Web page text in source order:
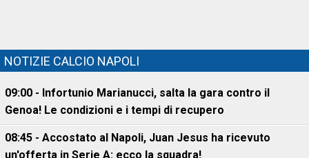
NOTIZIE CALCIO NAPOLI
09:00 - Infortunio Marianucci, salta la gara contro il
Genoa! Le condizioni e i tempi di recupero
08:45 - Accostato al Napoli, Juan Jesus ha ricevuto
un'offerta in Serie A: ecco la squadra!